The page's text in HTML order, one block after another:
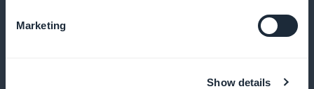
Marketing
Show details